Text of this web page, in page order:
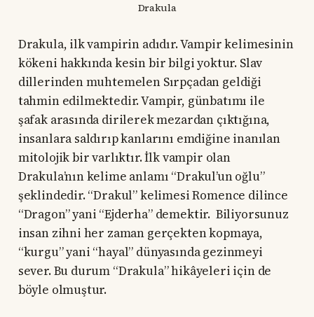
Drakula
Drakula, ilk vampirin adıdır. Vampir kelimesinin
kökeni hakkında kesin bir bilgi yoktur. Slav
dillerinden muhtemelen Sırpçadan geldiği
tahmin edilmektedir. Vampir, günbatımı ile
şafak arasında dirilerek mezardan çıktığına,
insanlara saldırıp kanlarını emdiğine inanılan
mitolojik bir varlıktır. İlk vampir olan
Drakula’nın kelime anlamı “Drakul’un oğlu”
şeklindedir. “Drakul” kelimesi Romence dilince
“Dragon” yani “Ejderha” demektir. Biliyorsunuz
insan zihni her zaman gerçekten kopmaya,
“kurgu” yani “hayal” dünyasında gezinmeyi
sever. Bu durum “Drakula” hikâyeleri için de
böyle olmuştur.